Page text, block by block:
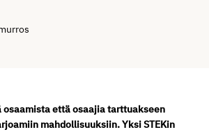
osaamista että osaajia tarttuakseen
mahdollisuuksiin. Yksi STEKin